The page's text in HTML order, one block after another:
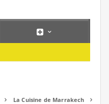
 La Cuisine de Marrakech 